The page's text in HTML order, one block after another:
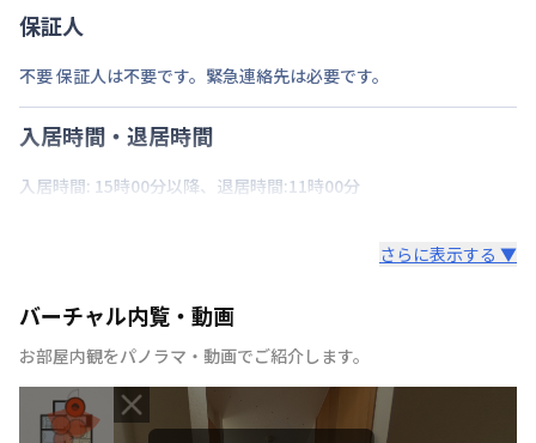
保証人
不要 保証人は不要です。緊急連絡先は必要です。
入居時間・退居時間
入居時間: 15時00分以降、退居時間:11時00分
さらに表示する ▼
バーチャル内覧・動画
お部屋内観をパノラマ・動画でご紹介します。